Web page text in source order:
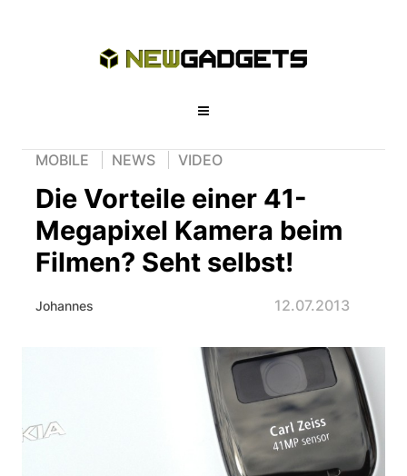
MOBILE NEWS VIDEO
Die Vorteile einer 41-
Megapixel Kamera beim
Filmen? Seht selbst!
Johannes 12.07.2013